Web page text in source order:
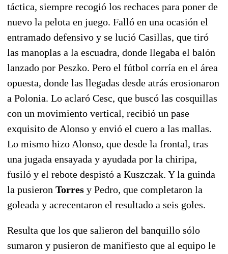
táctica, siempre recogió los rechaces para poner de
nuevo la pelota en juego. Falló en una ocasión el
entramado defensivo y se lució Casillas, que tiró
las manoplas a la escuadra, donde llegaba el balón
lanzado por Peszko. Pero el fútbol corría en el área
opuesta, donde las llegadas desde atrás erosionaron
a Polonia. Lo aclaró Cesc, que buscó las cosquillas
con un movimiento vertical, recibió un pase
exquisito de Alonso y envió el cuero a las mallas.
Lo mismo hizo Alonso, que desde la frontal, tras
una jugada ensayada y ayudada por la chiripa,
fusiló y el rebote despistó a Kuszczak. Y la guinda
la pusieron Torres y Pedro, que completaron la
goleada y acrecentaron el resultado a seis goles.
Resulta que los que salieron del banquillo sólo
sumaron y pusieron de manifiesto que al equipo le